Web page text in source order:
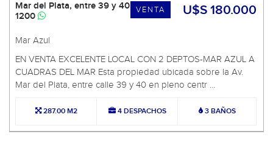
U$S 180.000
VENTA
Mar del Plata, entre 39 y 40
1200
Mar Azul
EN VENTA EXCELENTE LOCAL CON 2 DEPTOS-MAR AZUL A
CUADRAS DEL MAR Esta propiedad ubicada sobre la Av.
Mar del Plata, entre calle 39 y 40 en pleno centr ...
287.00 M2 4 DESPACHOS 3 BAÑOS